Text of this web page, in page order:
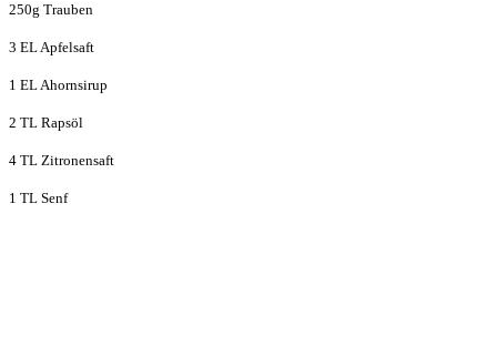
250g Trauben
3 EL Apfelsaft
1 EL Ahornsirup
2 TL Rapsöl
4 TL Zitronensaft
1 TL Senf